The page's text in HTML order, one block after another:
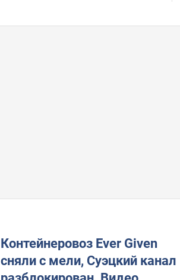
Контейнеровоз Ever Given
сняли с мели, Суэцкий канал